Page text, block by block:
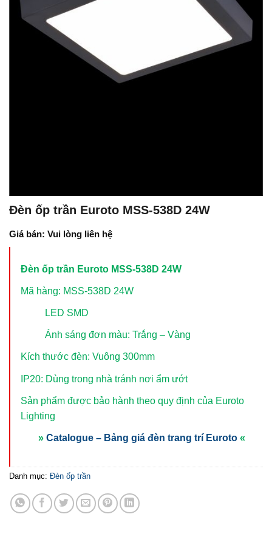
Đèn ốp trần Euroto MSS-538D 24W
Giá bán: Vui lòng liên hệ
Đèn ốp trần Euroto MSS-538D 24W
Mã hàng: MSS-538D 24W
LED SMD
Ánh sáng đơn màu: Trắng – Vàng
Kích thước đèn: Vuông 300mm
IP20: Dùng trong nhà tránh nơi ẩm ướt
Sản phẩm được bảo hành theo quy định của Euroto
Lighting
» Catalogue – Bảng giá đèn trang trí Euroto «
Danh mục: Đèn ốp trần